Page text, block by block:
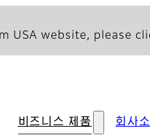
USA website, please
비즈니스 제품 회사